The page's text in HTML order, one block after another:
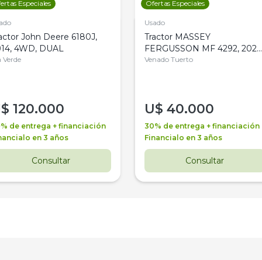
Especiales
John Deere 6180J,
4WD, DUAL
Verde
120.000
de entrega + financiación
en 3 años
Consultar
Ofertas Especiales
Usado
Tractor MASSEY
FERGUSSON MF 4292, 2020,
4WD, PATON
Venado Tuerto
U$ 40.000
30% de entrega + financiación
Financialo en 3 años
Consultar